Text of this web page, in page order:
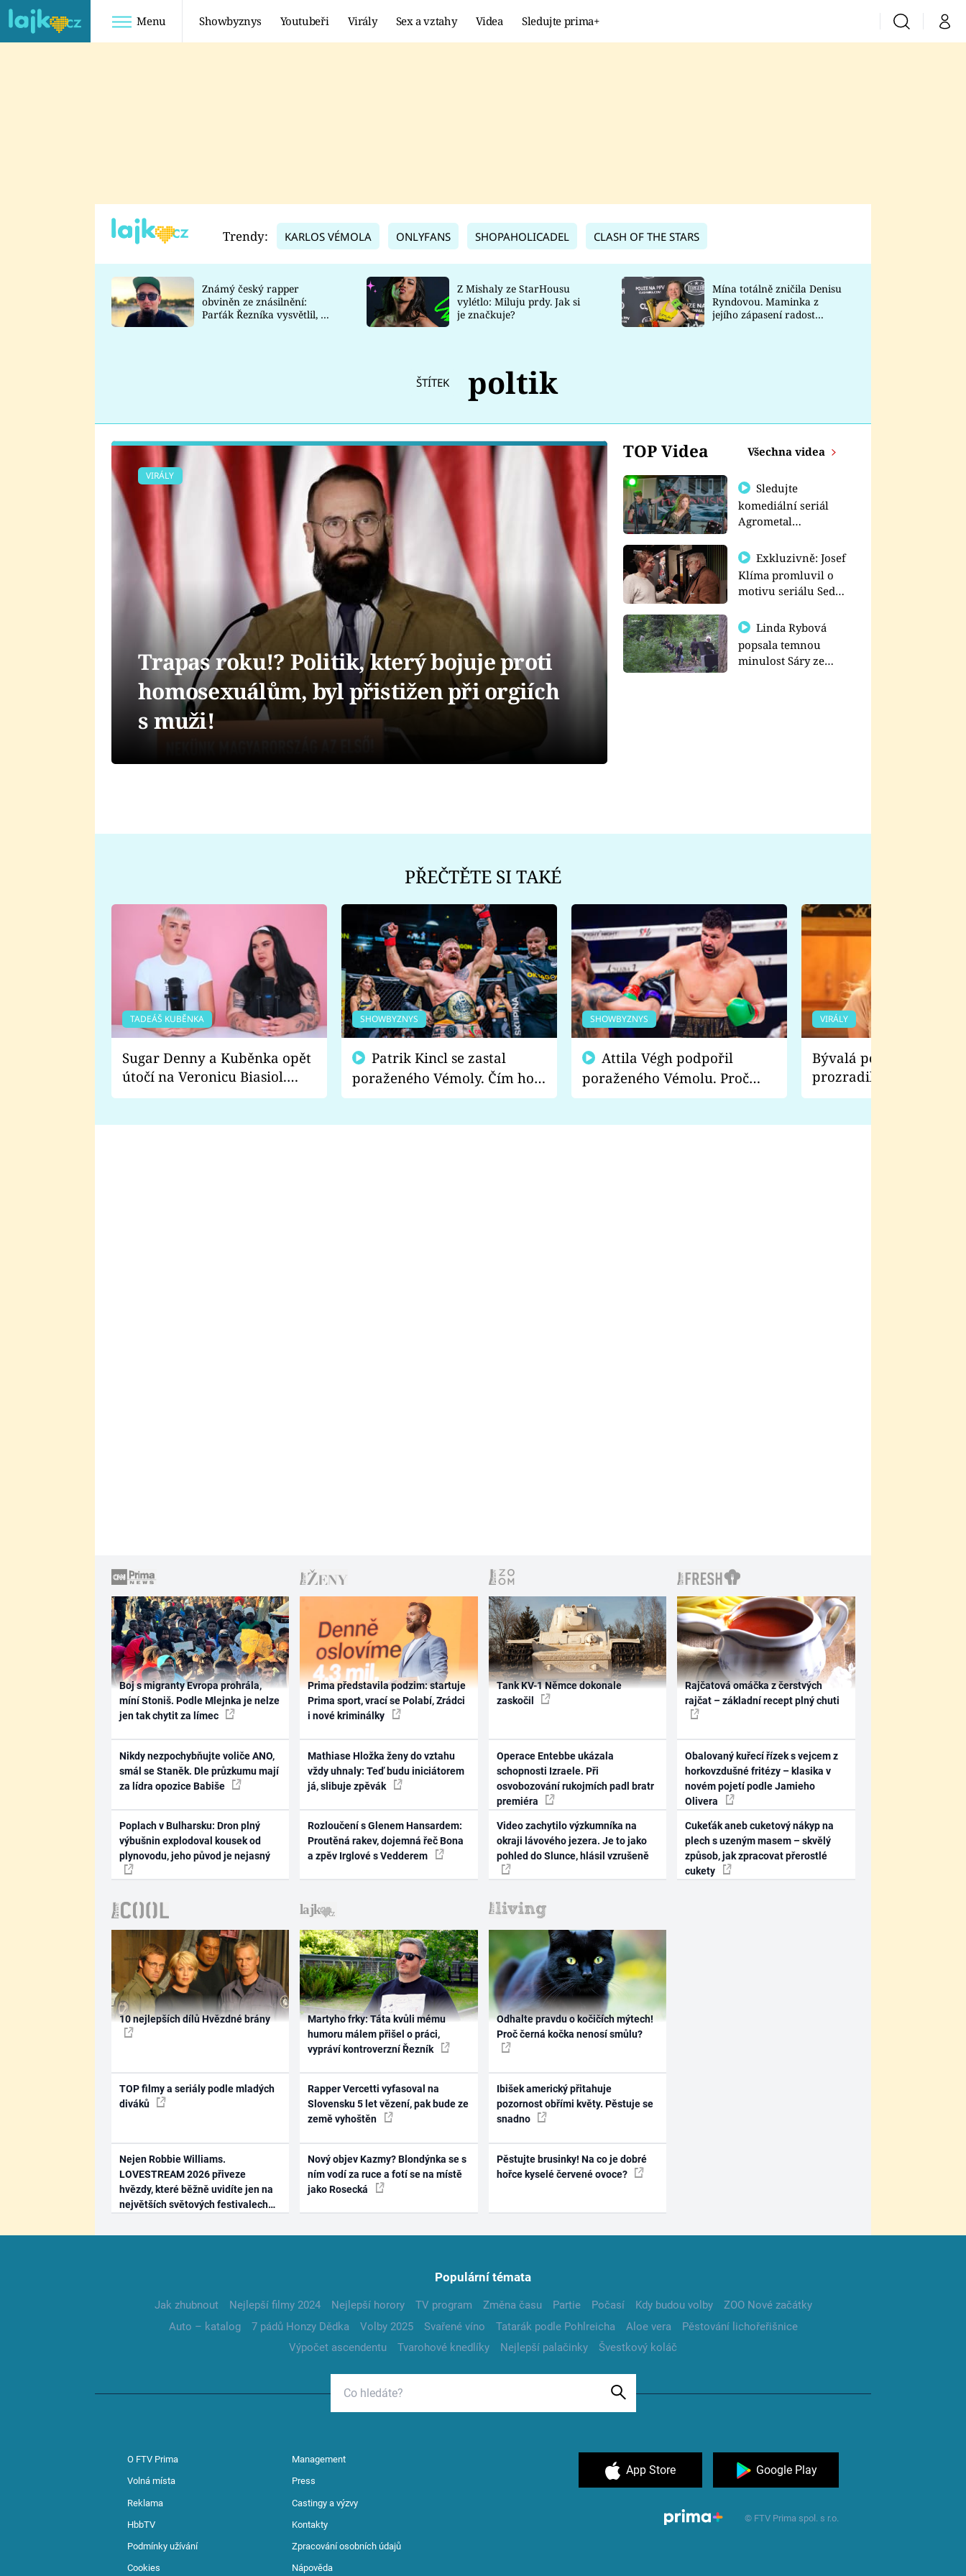
Menu Showbyznys Youtubeři Virály Sex a vztahy Videa Sledujte prima+ VyhledáváníMůj
TADEÁŠ KUBĚNKA
DATEL
Prima Lajk
Sledujte nás
Trendy: KARLOS VÉMOLA ONLYFANS SHOPAHOLICADEL CLASH OF THE STARS
Známý český rapper
obviněn ze znásilnění:
Parťák Řezníka vysvětlil, co
Z Mishaly ze StarHousu
vylétlo: Miluju prdy. Jak si
je značkuje?
Mína totálně zničila Denisu
Ryndovou. Maminka z
jejího zápasení radost
ŠTÍTEK poltik
TOP Videa Všechna videa
Sledujte
komediální seriál
Agrometal
prima+
Exkluzivně: Josef
Klíma promluvil o
motivu seriálu Sedm
Linda Rybová
popsala temnou
minulost Sáry ze
VIRÁLY
Trapas roku!? Politik, který bojuje proti
homosexuálům, byl přistižen při orgiích
s muži!
PŘEČTĚTE SI TAKÉ
TADEÁŠ KUBĚNKA
Sugar Denny a Kuběnka opět
útočí na Veronicu Biasiol.
Proč je podle nich falešná a
SHOWBYZNYS
poraženého Vémoly. Čím ho
fanoušci naštvali?
SHOWBYZNYS
poraženého Vémolu. Proč
chce raději zápasit s ním než
VIRÁLY
Bývalá pornoherečka
prozradila, co ji
natáčení Euforie.
Boj s migranty Evropa prohrála,
míní Stoniš. Podle Mlejnka je nelze
jen tak chytit za límec
Nikdy nezpochybňujte voliče ANO,
smál se Staněk. Dle průzkumu mají
za lídra opozice Babiše
Poplach v Bulharsku: Dron plný
výbušnin explodoval kousek od
plynovodu, jeho původ je nejasný
Prima představila podzim: startuje
Prima sport, vrací se Polabí, Zrádci
i nové kriminálky
Mathiase Hložka ženy do vztahu
vždy uhnaly: Teď budu iniciátorem
já, slibuje zpěvák
Rozloučení s Glenem Hansardem:
Proutěná rakev, dojemná řeč Bona
a zpěv Irglové s Vedderem
Tank KV-1 Němce dokonale
zaskočil
Operace Entebbe ukázala
schopnosti Izraele. Při
osvobozování rukojmích padl bratr
premiéra
Video zachytilo výzkumníka na
okraji lávového jezera. Je to jako
pohled do Slunce, hlásil vzrušeně
Rajčatová omáčka z čerstvých
rajčat – základní recept plný chuti
Obalovaný kuřecí řízek s vejcem z
horkovzdušné fritézy – klasika v
novém pojetí podle Jamieho
Olivera
Cukeťák aneb cuketový nákyp na
plech s uzeným masem – skvělý
způsob, jak zpracovat přerostlé
cukety
10 nejlepších dílů Hvězdné brány
TOP filmy a seriály podle mladých
diváků
Nejen Robbie Williams.
LOVESTREAM 2026 přiveze
hvězdy, které běžně uvidíte jen na
největších světových festivalech
Martyho frky: Táta kvůli mému
humoru málem přišel o práci,
vypráví kontroverzní Řezník
Rapper Vercetti vyfasoval na
Slovensku 5 let vězení, pak bude ze
země vyhoštěn
Nový objev Kazmy? Blondýnka se s
ním vodí za ruce a fotí se na místě
jako Rosecká
Odhalte pravdu o kočičích mýtech!
Proč černá kočka nenosí smůlu?
Ibišek americký přitahuje
pozornost obřími květy. Pěstuje se
snadno
Pěstujte brusinky! Na co je dobré
hořce kyselé červené ovoce?
Populární témata
Jak zhubnout Nejlepší filmy 2024 Nejlepší horory TV program Změna času Partie Počasí Kdy budou volby
ZOO Nové začátky
Auto – katalog
7 pádů Honzy Dědka Volby 2025 Svařené víno Tatarák podle Pohlreicha Aloe vera
Pěstování lichořeřišnice
Výpočet ascendentu
Tvarohové knedlíky Nejlepší palačinky Švestkový koláč
O FTV Prima Management
Volná místa Press
Reklama Castingy a výzvy
HbbTV Kontakty
Podmínky užívání Zpracování osobních údajů
Cookies Nápověda
App Store Google Play
© FTV Prima spol. s r.o.